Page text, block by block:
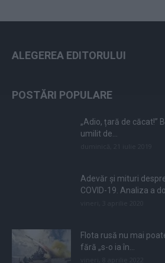
ALEGEREA EDITORULUI
POSTĂRI POPULARE
„Adio, țară de căcat!”
umilit de...
Adevăr și mituri
COVID-19. Analiza a
Flota rusă nu mai
fără „s-o ia în...